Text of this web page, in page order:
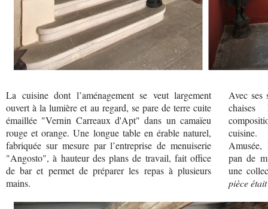
La cuisine dont l’aménagement se veut largement
ouvert à la lumière et au regard, se pare de terre cuite
émaillée "Vernin Carreaux d'Apt" dans un camaïeu
rouge et orange. Une longue table en érable naturel,
fabriquée sur mesure par l’entreprise de menuiserie
"Angosto", à hauteur des plans de travail, fait office
de bar et permet de préparer les repas à plusieurs
mains.
Avec ses
chaises
cuisine.
pan de
une
pièce